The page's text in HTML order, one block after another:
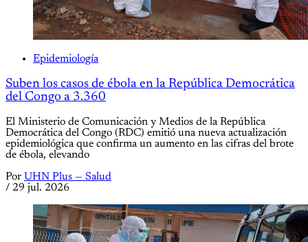
Epidemiología
Suben los casos de ébola en la República Democrática
del Congo a 3.360
El Ministerio de Comunicación y Medios de la República
Democrática del Congo (RDC) emitió una nueva actualización
epidemiológica que confirma un aumento en las cifras del brote
de ébola, elevando
Por UHN Plus — Salud
/ 29 jul. 2026